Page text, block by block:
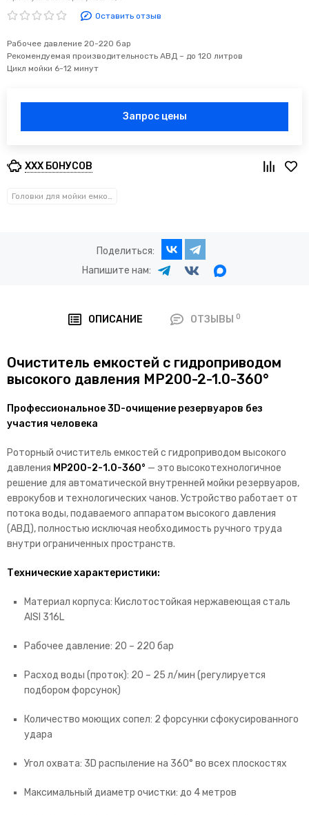
Оставить отзыв
Рабочее давление 20-220 бар
Рекомендуемая производительность АВД – до 120 литров
Цикл мойки 6-12 минут
Запрос цены
XXX БОНУСОВ
Головки для мойки емкостей
Поделиться:
Напишите нам:
ОПИСАНИЕ ОТЗЫВЫ 0
Очиститель емкостей с гидроприводом
высокого давления MP200-2-1.0-360°
Профессиональное 3D-очищение резервуаров без
участия человека
Роторный очиститель емкостей с гидроприводом высокого
давления MP200-2-1.0-360° — это высокотехнологичное
решение для автоматической внутренней мойки резервуаров,
еврокубов и технологических чанов. Устройство работает от
потока воды,подаваемого аппаратом высокого давления
(АВД),полностью исключая необходимость ручного труда
внутри ограниченных пространств.
Технические характеристики:
Материал корпуса: Кислотостойкая нержавеющая сталь
AISI 316L
Рабочее давление: 20 – 220 бар
Расход воды (проток): 20 – 25 л/мин (регулируется
подбором форсунок)
Количество моющих сопел: 2 форсунки сфокусированного
удара
Угол охвата: 3D распыление на 360° во всех плоскостях
Максимальный диаметр очистки: до 4 метров